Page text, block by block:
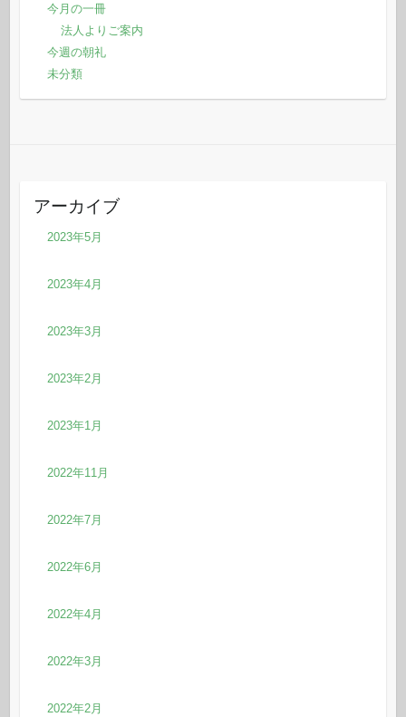
今月の一冊
法人よりご案内
今週の朝礼
未分類
アーカイブ
2023年5月
2023年4月
2023年3月
2023年2月
2023年1月
2022年11月
2022年7月
2022年6月
2022年4月
2022年3月
2022年2月